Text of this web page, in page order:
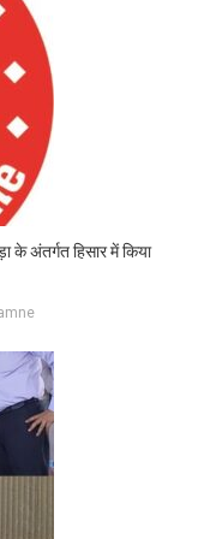
के अंतर्गत हिसार में किया